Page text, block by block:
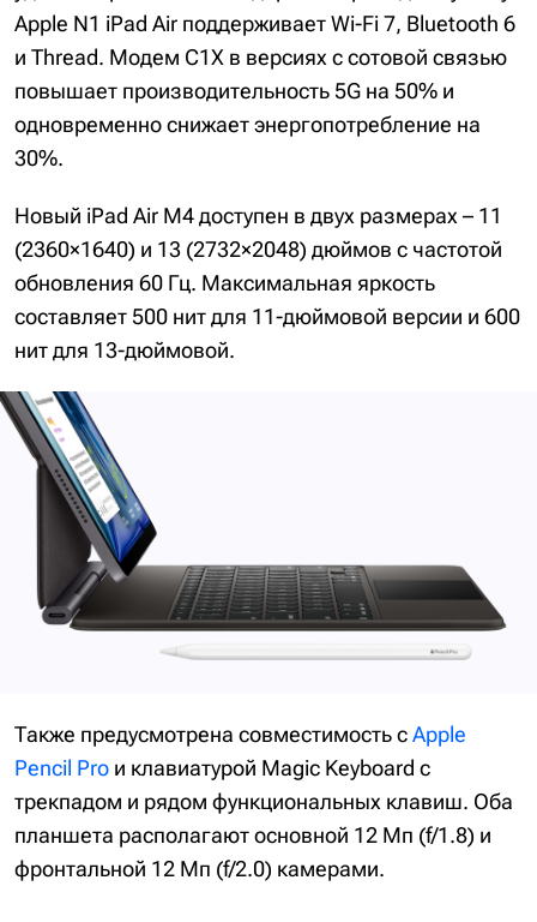
Apple N1 iPad Air поддерживает Wi-Fi 7, Bluetooth 6
и Thread. Модем C1X в версиях с сотовой связью
повышает производительность 5G на 50% и
одновременно снижает энергопотребление на
30%.
Новый iPad Air M4 доступен в двух размерах – 11
(2360×1640) и 13 (2732×2048) дюймов с частотой
обновления 60 Гц. Максимальная яркость
составляет 500 нит для 11-дюймовой версии и 600
нит для 13-дюймовой.
Также предусмотрена совместимость сApple
Pencil Pro и клавиатурой Magic Keyboard с
трекпадом и рядом функциональных клавиш. Оба
планшета располагают основной 12 Мп (f/1.8) и
фронтальной 12 Мп (f/2.0) камерами.